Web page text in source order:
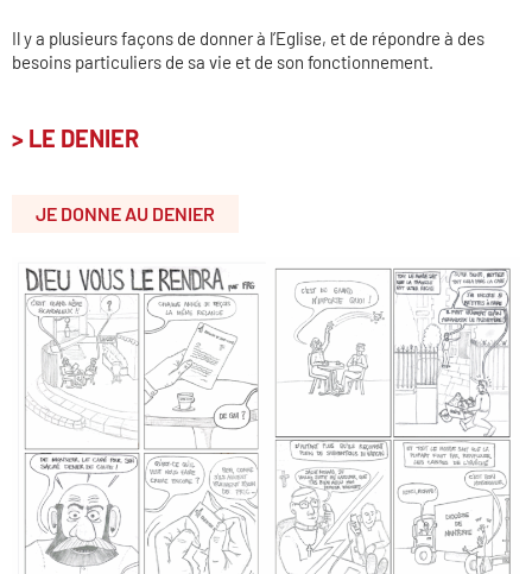
Il y a plusieurs façons de donner à l’Eglise, et de répondre à des
besoins particuliers de sa vie et de son fonctionnement.
> LE DENIER
JE DONNE AU DENIER